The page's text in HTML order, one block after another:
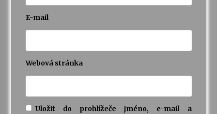
E-mail
Webová stránka
Uložit do prohlížeče jméno, e-mail a